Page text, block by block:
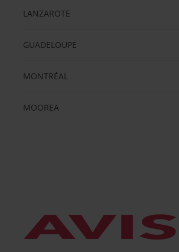
LANZAROTE
GUADELOUPE
MONTRÉAL
MOOREA